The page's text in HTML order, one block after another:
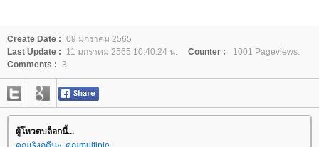
Create Date : 09 มกราคม 2565
Last Update :
11 มกราคม 2565 10:40:24 น. Counter :
1001 Pageviews.
Comments : 3
ผู้โหวตบล็อกนี้...